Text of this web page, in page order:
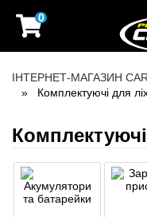
0
ІНТЕРНЕТ-МАГАЗИН
Комплектуючі для